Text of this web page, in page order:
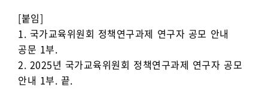
[붙임]
1. 국가교육위원회 정책연구과제 연구자 공모 안내
공문 1부.
2. 2025년 국가교육위원회 정책연구과제 연구자 공모
안내 1부. 끝.